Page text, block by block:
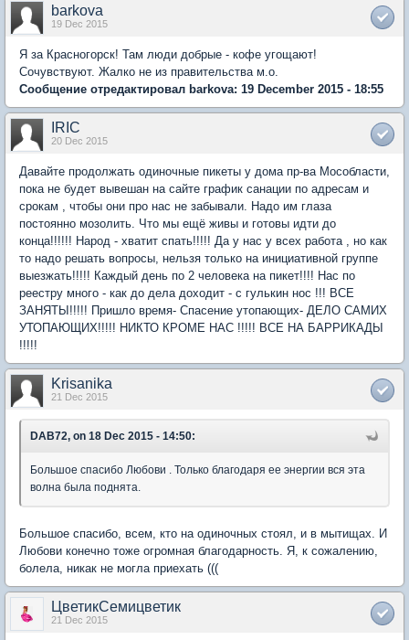
barkova
19 Dec 2015
Я за Красногорск! Там люди добрые - кофе угощают!
Сочувствуют. Жалко не из правительства м.о.
Сообщение отредактировал barkova: 19 December 2015 - 18:55
IRIC
20 Dec 2015
Давайте продолжать одиночные пикеты у дома пр-ва Мособласти,
пока не будет вывешан на сайте график санации по адресам и
срокам , чтобы они про нас не забывали. Надо им глаза
постоянно мозолить. Что мы ещё живы и готовы идти до
конца!!!!!! Народ - хватит спать!!!!! Да у нас у всех работа , но как
то надо решать вопросы, нельзя только на инициативной группе
выезжать!!!!! Каждый день по 2 человека на пикет!!!! Нас по
реестру много - как до дела доходит - с гулькин нос !!! ВСЕ
ЗАНЯТЫ!!!!! Пришло время- Спасение утопающих- ДЕЛО САМИХ
УТОПАЮЩИХ!!!!! НИКТО КРОМЕ НАС !!!!! ВСЕ НА БАРРИКАДЫ
!!!!!
Krisanika
21 Dec 2015
DAB72, on 18 Dec 2015 - 14:50:
Большое спасибо Любови . Только благодаря ее энергии вся эта
волна была поднята.
Большое спасибо, всем, кто на одиночных стоял, и в мытищах. И
Любови конечно тоже огромная благодарность. Я, к сожалению,
болела, никак не могла приехать (((
ЦветикСемицветик
21 Dec 2015